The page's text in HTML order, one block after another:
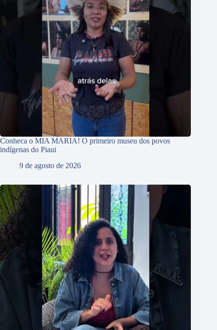
Conheca o MIA MARIA! O primeiro museu dos povos
indígenas do Piaui
9 de agosto de 2026